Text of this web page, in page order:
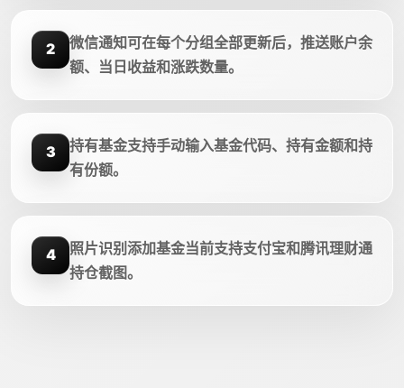
2
微信通知可在每个分组全部更新后，推送账户余
额、当日收益和涨跌数量。
3
持有基金支持手动输入基金代码、持有金额和持
有份额。
4
照片识别添加基金当前支持支付宝和腾讯理财通
持仓截图。